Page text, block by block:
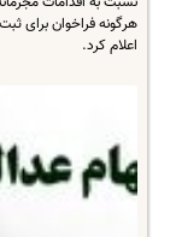
هرگونه فراخوان برای
اعلام کرد.